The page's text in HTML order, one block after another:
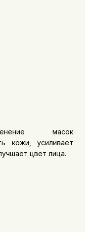
масок
кожи, усиливает
цвет лица.